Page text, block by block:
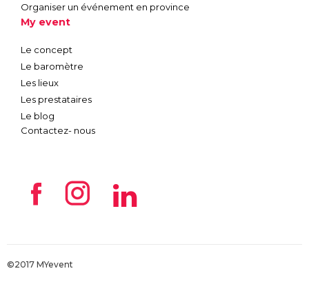
Organiser un événement en province
My event
Le concept
Le baromètre
Les lieux
Les prestataires
Le blog
Contactez- nous
©2017 MYevent